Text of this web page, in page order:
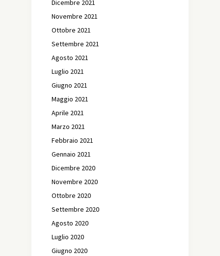
Dicembre 2021
Novembre 2021
Ottobre 2021
Settembre 2021
Agosto 2021
Luglio 2021
Giugno 2021
Maggio 2021
Aprile 2021
Marzo 2021
Febbraio 2021
Gennaio 2021
Dicembre 2020
Novembre 2020
Ottobre 2020
Settembre 2020
Agosto 2020
Luglio 2020
Giugno 2020